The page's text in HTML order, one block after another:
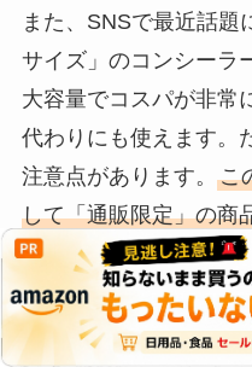
また、SNSで最近話題
サイズ」のコンシーラ
大容量でコスパが非常
代わりにも使えます。
注意点があります。 こ
して「通販限定」の商
グストアなどの実店舗
てありません。
このことを知らなく